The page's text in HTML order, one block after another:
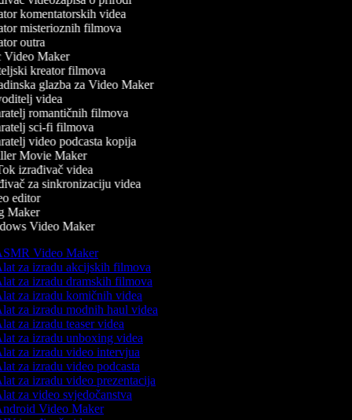
komentatorskih videa
misterioznih filmova
outra
Maker
kreator filmova
glazba za Video Maker
videa
romantičnih filmova
sci-fi filmova
video podcasta kopija
Movie Maker
izrađivač videa
za sinkronizaciju videa
editor
Video Maker
Video Maker
za izradu akcijskih filmova
za izradu dramskih filmova
za izradu komičnih videa
za izradu modnih haul videa
za izradu teaser videa
za izradu unboxing videa
za izradu video intervjua
za izradu video podcasta
za izradu video prezentacija
za video svjedočanstva
Video Maker